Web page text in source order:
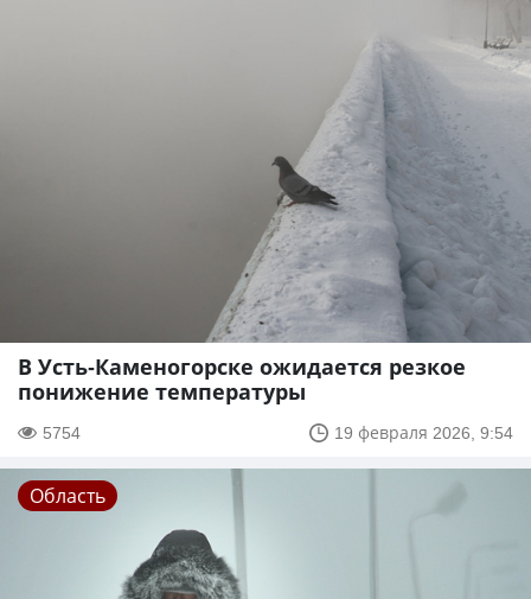
В Усть-Каменогорске ожидается резкое
понижение температуры
5754 19 февраля 2026, 9:54
Область